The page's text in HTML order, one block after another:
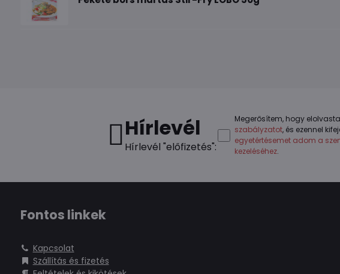
Hírlevél
Hírlevél "előfizetés":
Megerősítem, hogy
szabályzatot, és ezennel
egyetértésemet adom a
kezeléséhez.
Fontos linkek
Kapcsolat
Szállítás és fizetés